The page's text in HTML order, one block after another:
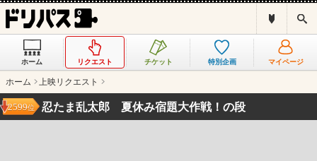
ス
ホーム リクエスト チケット 特別企画 マイページ
ホーム 上映リクエスト
忍たま乱太郎 夏休み宿題大作戦！の段
2599位